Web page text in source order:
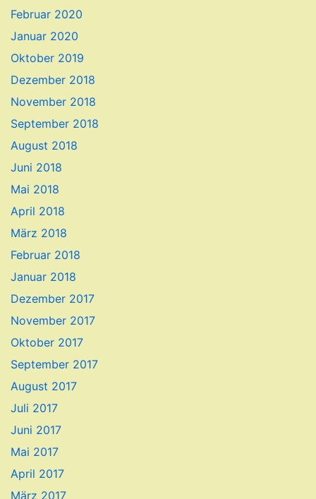
Februar 2020
Januar 2020
Oktober 2019
Dezember 2018
November 2018
September 2018
August 2018
Juni 2018
Mai 2018
April 2018
März 2018
Februar 2018
Januar 2018
Dezember 2017
November 2017
Oktober 2017
September 2017
August 2017
Juli 2017
Juni 2017
Mai 2017
April 2017
März 2017